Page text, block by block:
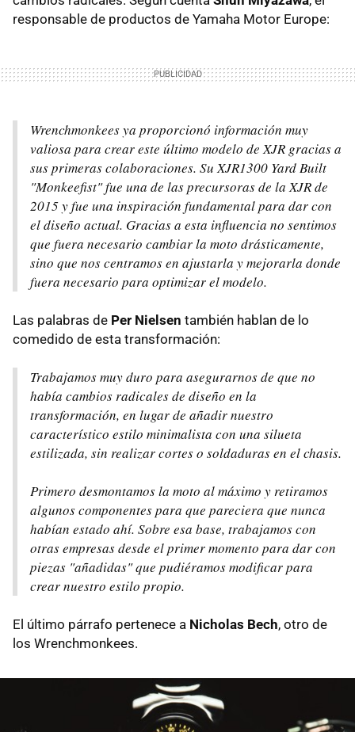
responsable de productos de Yamaha Motor Europe:
Wrenchmonkees ya proporcionó información muy
valiosa para crear este último modelo de XJR gracias a
sus primeras colaboraciones. Su XJR1300 Yard Built
"Monkeefist" fue una de las precursoras de la XJR de
2015 y fue una inspiración fundamental para dar con
el diseño actual. Gracias a esta influencia no sentimos
que fuera necesario cambiar la moto drásticamente,
sino que nos centramos en ajustarla y mejorarla donde
fuera necesario para optimizar el modelo.
Las palabras de Per Nielsen también hablan de lo
comedido de esta transformación:
Trabajamos muy duro para asegurarnos de que no
había cambios radicales de diseño en la
transformación, en lugar de añadir nuestro
característico estilo minimalista con una silueta
estilizada, sin realizar cortes o soldaduras en el chasis.
Primero desmontamos la moto al máximo y retiramos
algunos componentes para que pareciera que nunca
habían estado ahí. Sobre esa base, trabajamos con
otras empresas desde el primer momento para dar con
piezas "añadidas" que pudiéramos modificar para
crear nuestro estilo propio.
El último párrafo pertenece a Nicholas Bech, otro de
los Wrenchmonkees.